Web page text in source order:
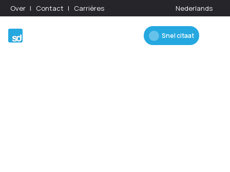
Over Contact Carrières Nederlands
Snel citaat